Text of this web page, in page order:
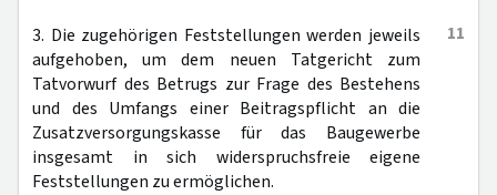
11
3. Die zugehörigen Feststellungen werden jeweils
aufgehoben, um dem neuen Tatgericht zum
Tatvorwurf des Betrugs zur Frage des Bestehens
und des Umfangs einer Beitragspflicht an die
Zusatzversorgungskasse für das Baugewerbe
insgesamt in sich widerspruchsfreie eigene
Feststellungen zu ermöglichen.